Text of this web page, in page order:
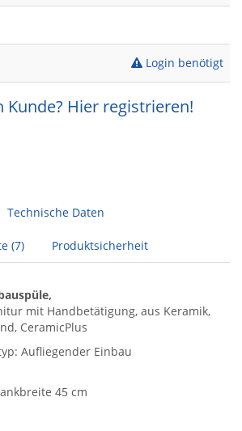
Login benötigt
Kunde? Hier registrieren!
Technische Daten
(7) Produktsicherheit
mit Handbetätigung, aus Keramik,
CeramicPlus
Aufliegender Einbau
45 cm